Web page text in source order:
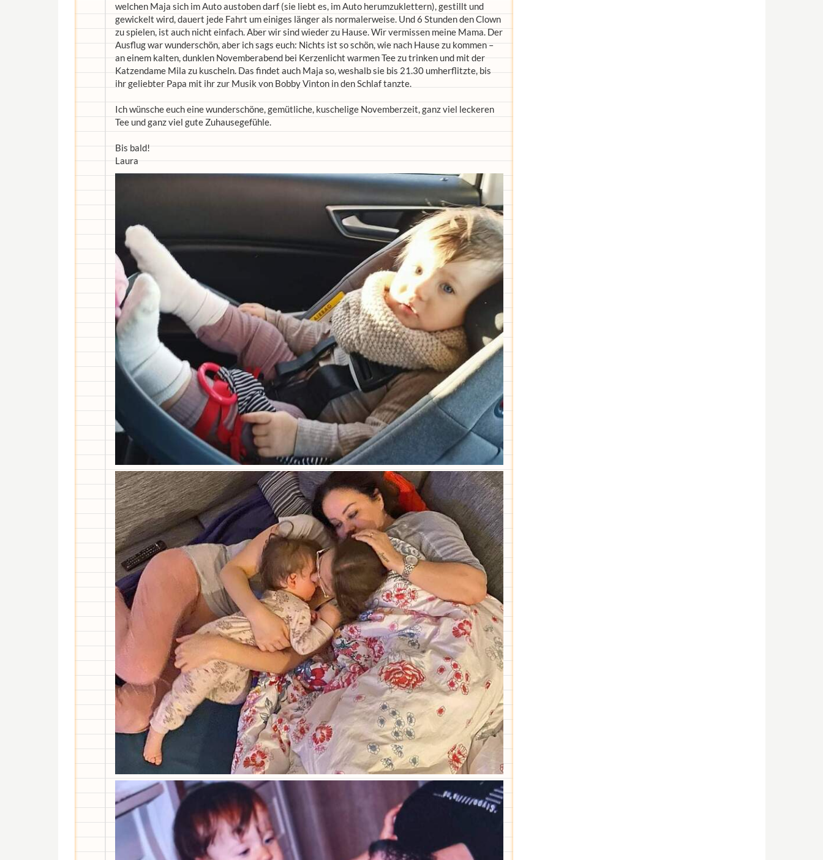
welchen Maja sich im Auto austoben darf (sie liebt es, im Auto herumzuklettern), gestillt und
gewickelt wird, dauert jede Fahrt um einiges länger als normalerweise. Und 6 Stunden den Clown
zu spielen, ist auch nicht einfach. Aber wir sind wieder zu Hause. Wir vermissen meine Mama. Der
Ausflug war wunderschön, aber ich sags euch: Nichts ist so schön, wie nach Hause zu kommen –
an einem kalten, dunklen Novemberabend bei Kerzenlicht warmen Tee zu trinken und mit der
Katzendame Mila zu kuscheln. Das findet auch Maja so, weshalb sie bis 21.30 umherflitzte, bis
ihr geliebter Papa mit ihr zur Musik von Bobby Vinton in den Schlaf tanzte.
Ich wünsche euch eine wunderschöne, gemütliche, kuschelige Novemberzeit, ganz viel leckeren
Tee und ganz viel gute Zuhausegefühle.
Bis bald!
Laura